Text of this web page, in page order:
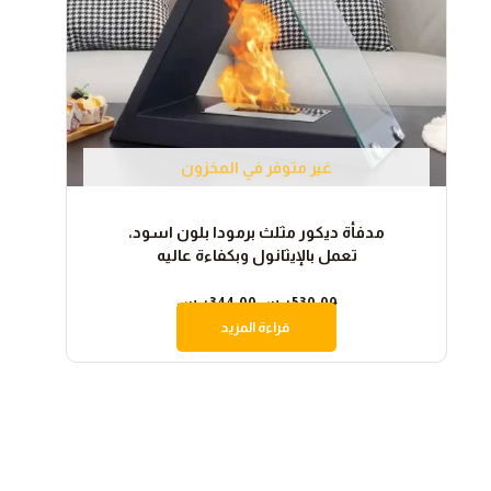
غير متوفر في المخزون
مدفأة ديكور مثلث برمودا بلون اسود،
تعمل بالإيثانول وبكفاءة عاليه
530.00ر.س344.00ر.س
قراءة المزيد